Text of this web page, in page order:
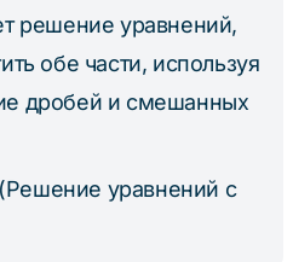
решение уравнений,
обе части, используя
дробей и смешанных
(Решение уравнений с